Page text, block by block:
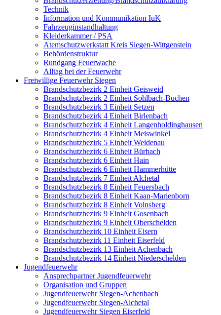
Technik
Information und Kommunikation IuK
Fahrzeuginstandhaltung
Kleiderkammer / PSA
Atemschutzwerkstatt Kreis Siegen-Wittgenstein
Behördenstruktur
Rundgang Feuerwache
Alltag bei der Feuerwehr
Freiwillige Feuerwehr Siegen
Brandschutzbezirk 2 Einheit Geisweid
Brandschutzbezirk 2 Einheit Sohlbach-Buchen
Brandschutzbezirk 3 Einheit Setzen
Brandschutzbezirk 4 Einheit Birlenbach
Brandschutzbezirk 4 Einheit Langenholdinghausen
Brandschutzbezirk 4 Einheit Meiswinkel
Brandschutzbezirk 5 Einheit Weidenau
Brandschutzbezirk 6 Einheit Bürbach
Brandschutzbezirk 6 Einheit Hain
Brandschutzbezirk 6 Einheit Hammerhütte
Brandschutzbezirk 7 Einheit Alchetal
Brandschutzbezirk 8 Einheit Feuersbach
Brandschutzbezirk 8 Einheit Kaan-Marienborn
Brandschutzbezirk 8 Einheit Volnsberg
Brandschutzbezirk 9 Einheit Gosenbach
Brandschutzbezirk 9 Einheit Oberschelden
Brandschutzbezirk 10 Einheit Eisern
Brandschutzbezirk 11 Einheit Eiserfeld
Brandschutzbezirk 13 Einheit Achenbach
Brandschutzbezirk 14 Einheit Niederschelden
Jugendfeuerwehr
Ansprechpartner Jugendfeuerwehr
Organisation und Gruppen
Jugendfeuerwehr Siegen-Achenbach
Jugendfeuerwehr Siegen-Alchetal
Jugendfeuerwehr Siegen Eiserfeld